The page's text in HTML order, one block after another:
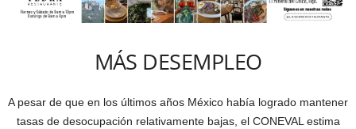
MÁS DESEMPLEO
A pesar de que en los últimos años México había logrado mantener
tasas de desocupación relativamente bajas, el CONEVAL estima